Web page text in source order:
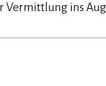
Vermittlung ins